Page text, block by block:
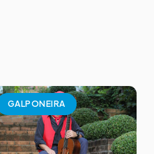
GALPONEIRA